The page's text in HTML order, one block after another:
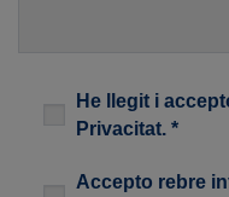
*
He llegit i
Privacitat. *
NewsletterAccepto rebre